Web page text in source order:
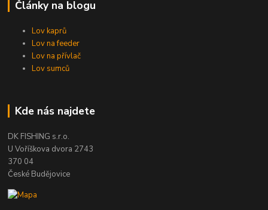
Články na blogu
Lov kaprů
Lov na feeder
Lov na přívlač
Lov sumců
Kde nás najdete
DK FISHING s.r.o.
U Voříškova dvora 2743
370 04
České Budějovice